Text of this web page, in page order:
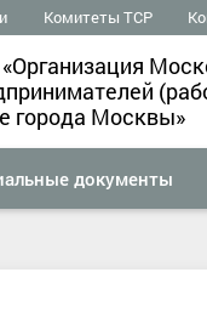
Комитеты ТСР
города Москвы»
документы